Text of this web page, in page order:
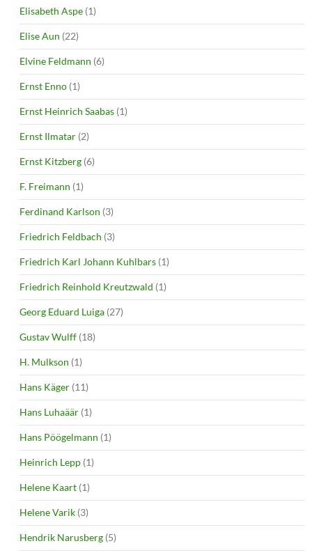
Elisabeth Aspe (1)
Elise Aun (22)
Elvine Feldmann (6)
Ernst Enno (1)
Ernst Heinrich Saabas (1)
Ernst Ilmatar (2)
Ernst Kitzberg (6)
F. Freimann (1)
Ferdinand Karlson (3)
Friedrich Feldbach (3)
Friedrich Karl Johann Kuhlbars (1)
Friedrich Reinhold Kreutzwald (1)
Georg Eduard Luiga (27)
Gustav Wulff (18)
H. Mulkson (1)
Hans Käger (11)
Hans Luhaäär (1)
Hans Pöögelmann (1)
Heinrich Lepp (1)
Helene Kaart (1)
Helene Varik (3)
Hendrik Narusberg (5)